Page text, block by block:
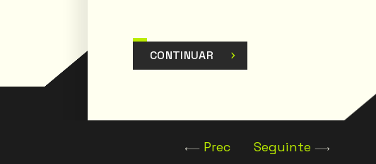
CONTINUAR
Prec Seguinte